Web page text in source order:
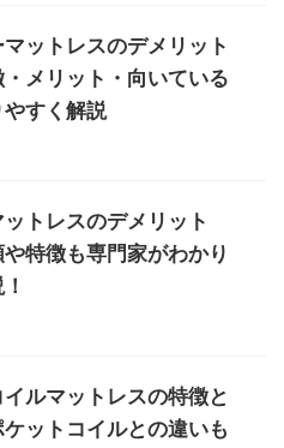
ットレスのデメリット
・メリット・向いている
すく解説
トレスのデメリット
特徴も専門家がわかり
ルマットレスの特徴と
ットコイルとの違いも